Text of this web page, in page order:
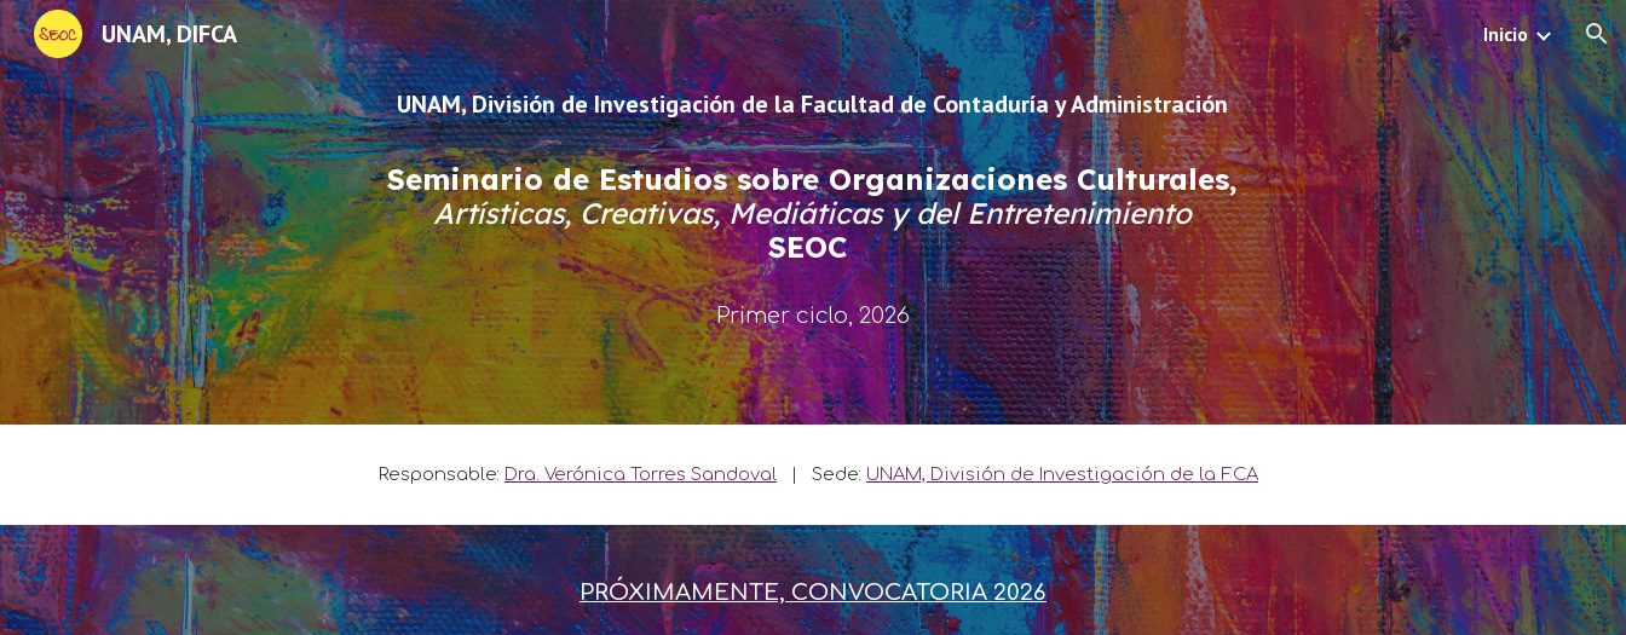
Skip to main content Skip to navigation
UNAM, DIFCA Inicio
UNAM, División de Investigación de la Facultad de Contaduría y Administración
Seminario de Estudios sobre Organizaciones Culturales,
Artísticas,Creativas,Mediáticas y delEntretenimiento
SEOC
Primer ciclo, 2026
Responsable: Dra. Verónica Torres Sandoval | Sede: UNAM, División de Investigación de la FCA
PRÓXIMAMENTE, CONVOCATORIA 2026